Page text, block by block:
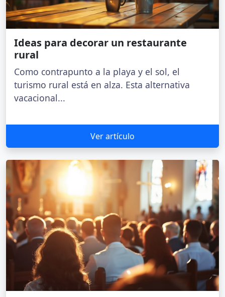
Ideas para decorar un restaurante
rural
Como contrapunto a la playa y el sol, el
turismo rural está en alza. Esta alternativa
vacacional...
Ver artículo